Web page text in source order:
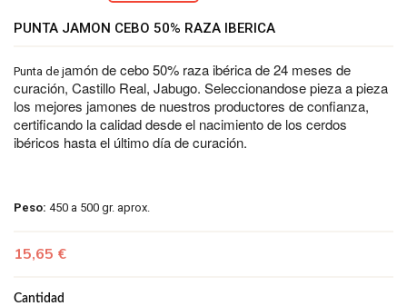
PUNTA JAMON CEBO 50% RAZA IBERICA
Punta de jamón de cebo 50% raza ibérica de 24 meses de
curación, Castillo Real, Jabugo. Seleccionandose pieza a pieza
los mejores jamones de nuestros productores de confianza,
certificando la calidad desde el nacimiento de los cerdos
ibéricos hasta el último día de curación.
Peso: 450 a 500 gr. aprox.
15,65 €
Cantidad